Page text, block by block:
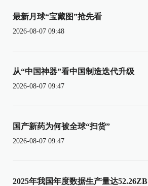
最新月球“宝藏图”抢先看
2026-08-07 09:48
从“中国神器”看中国制造迭代升级
2026-08-07 09:47
国产新药为何被全球“扫货”
2026-08-07 09:47
2025年我国年度数据生产量达52.26ZB